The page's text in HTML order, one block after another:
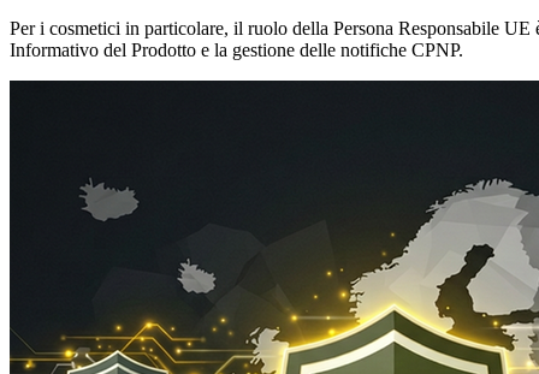
Per i cosmetici in particolare, il ruolo della Persona Responsabile
Informativo del Prodotto e la gestione delle notifiche CPNP.